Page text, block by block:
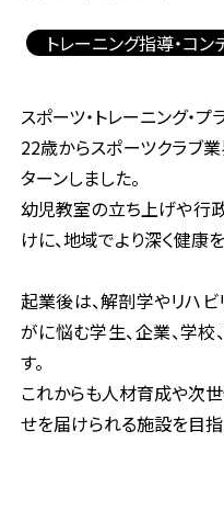
トレーニング指導・コン
スポーツ・トレーニング・
22歳からスポーツクラブ
ターンしました。
幼児教室の立ち上げや行
けに、地域でより深く健康
起業後は、解剖学やリハビ
がに悩む学生、企業、学
す。
これからも人材育成や次
せを届けられる施設を目指